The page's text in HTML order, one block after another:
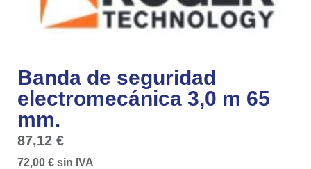
Banda de seguridad
electromecánica 3,0 m 65
mm.
87,12 €
72,00 € sin IVA